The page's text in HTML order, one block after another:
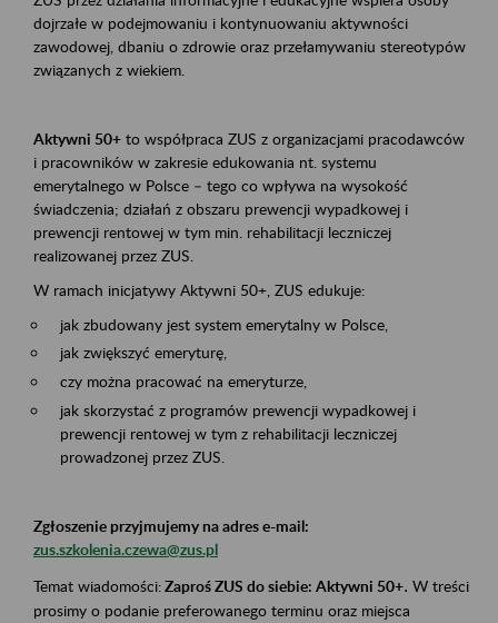
dojrzałe w podejmowaniu i kontynuowaniu aktywności
zawodowej, dbaniu o zdrowie oraz przełamywaniu stereotypów
związanych z wiekiem.
Aktywni 50+ to współpraca ZUS z organizacjami pracodawców
i pracowników w zakresie edukowania nt. systemu
emerytalnego w Polsce – tego co wpływa na wysokość
świadczenia; działań z obszaru prewencji wypadkowej i
prewencji rentowej w tym min. rehabilitacji leczniczej
realizowanej przez ZUS.
W ramach inicjatywy Aktywni 50+, ZUS edukuje:
jak zbudowany jest system emerytalny w Polsce,
jak zwiększyć emeryturę,
czy można pracować na emeryturze,
jak skorzystać z programów prewencji wypadkowej i
prewencji rentowej w tym z rehabilitacji leczniczej
prowadzonej przez ZUS.
Zgłoszenie przyjmujemy na adres e-mail:
zus.szkolenia.czewa@zus.pl
Temat wiadomości:Zaproś ZUS do siebie: Aktywni 50+. W treści
prosimy o podanie preferowanego terminu oraz miejsca